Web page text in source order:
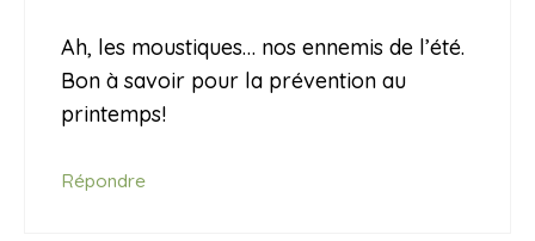
Ah, les moustiques… nos ennemis de l’été.
Bon à savoir pour la prévention au
printemps!
Répondre